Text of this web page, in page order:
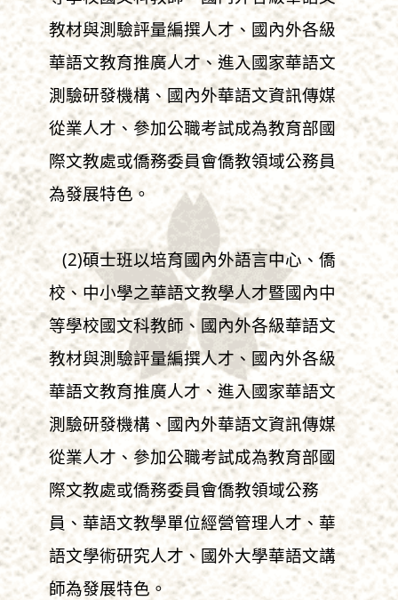
教材與測驗評量編撰人才、國內外各級
華語文教育推廣人才、進入國家華語文
測驗研發機構、國內外華語文資訊傳媒
從業人才、參加公職考試成為教育部國
際文教處或僑務委員會僑教領域公務員
為發展特色。
(2)碩士班以培育國內外語言中心、僑
校、中小學之華語文教學人才暨國內中
等學校國文科教師、國內外各級華語文
教材與測驗評量編撰人才、國內外各級
華語文教育推廣人才、進入國家華語文
測驗研發機構、國內外華語文資訊傳媒
從業人才、參加公職考試成為教育部國
際文教處或僑務委員會僑教領域公務
員、華語文教學單位經營管理人才、華
語文學術研究人才、國外大學華語文講
師為發展特色。